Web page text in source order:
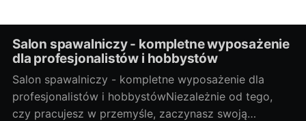
Salon spawalniczy - kompletne wyposażenie
dla profesjonalistów i hobbystów
Salon spawalniczy - kompletne wyposażenie dla
profesjonalistów i hobbystówNiezależnie od tego,
czy pracujesz w przemyśle, zaczynasz swoją